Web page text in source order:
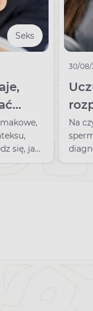
Seks
się, jak
30/08/
Na